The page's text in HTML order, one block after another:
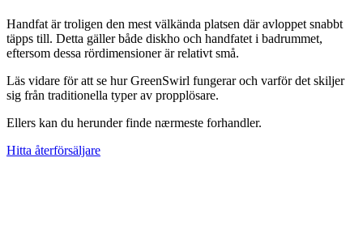
Handfat är troligen den mest välkända platsen där avloppet snabbt
täpps till. Detta gäller både diskho och handfatet i badrummet,
eftersom dessa rördimensioner är relativt små.
Läs vidare för att se hur GreenSwirl fungerar och varför det skiljer
sig från traditionella typer av propplösare.
Ellers kan du herunder finde nærmeste forhandler.
Hitta återförsäljare